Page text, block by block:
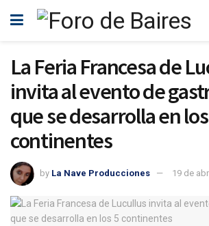
La Feria Francesa de
invita al evento de
que se desarrolla en
continentes
by La Nave Producciones 19 de